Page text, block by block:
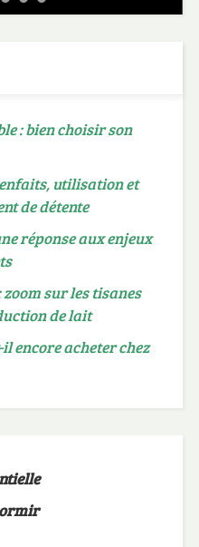
: bien choisir son
utilisation et
de détente
réponse aux enjeux
sur les tisanes
de lait
encore acheter chez